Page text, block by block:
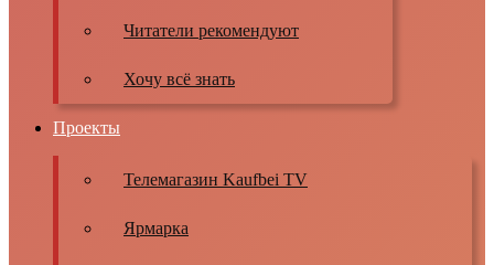
Читатели рекомендуют
Хочу всё знать
Проекты
Телемагазин Kaufbei TV
Ярмарка